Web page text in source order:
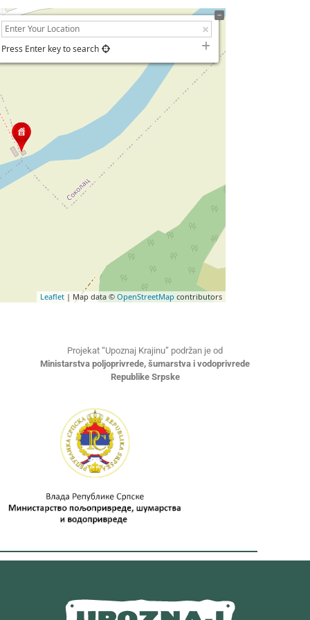
Press Enter key to search
Leaflet | Map data © OpenStreetMap contributors
Projekat “Upoznaj Krajinu” podržan je od
Ministarstva poljoprivrede, šumarstva i vodoprivrede
Republike Srpske